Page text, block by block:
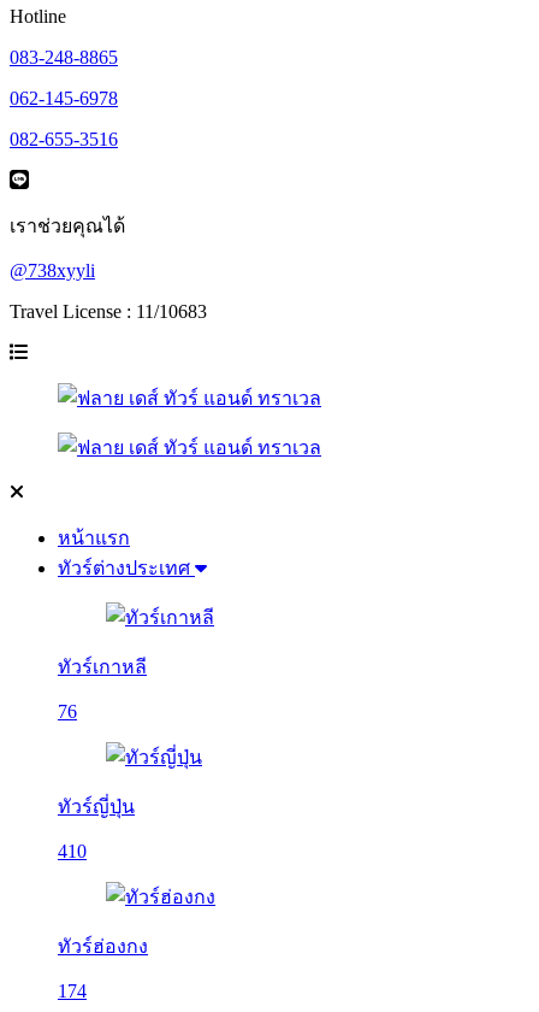
Hotline
083-248-8865
062-145-6978
082-655-3516
เราช่วยคุณได้
@738xyyli
Travel License : 11/10683
หน้าแรก
ทัวร์ต่างประเทศ
ทัวร์เกาหลี
76
ทัวร์ญี่ปุ่น
410
ทัวร์ฮ่องกง
174